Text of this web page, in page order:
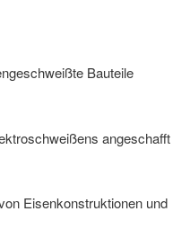
Bauteile
angeschafft
Eisenkonstruktionen und